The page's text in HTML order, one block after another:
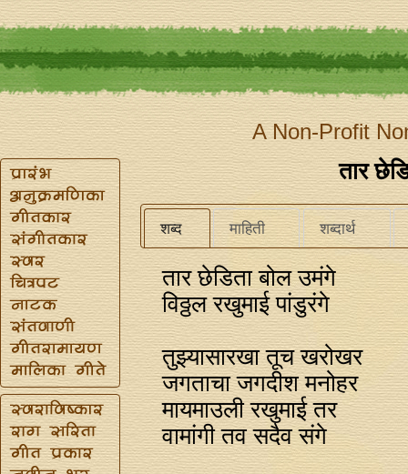
A Non-Profit
तार
शब्द माहिती शब्दार्थ
तार छेडिता बोल उमंगे
विठ्ठल रखुमाई पांडुरंगे
तुझ्यासारखा तूच खरोखर
जगताचा जगदीश मनोहर
मायमाउली रखुमाई तर
वामांगी तव सदैव संगे